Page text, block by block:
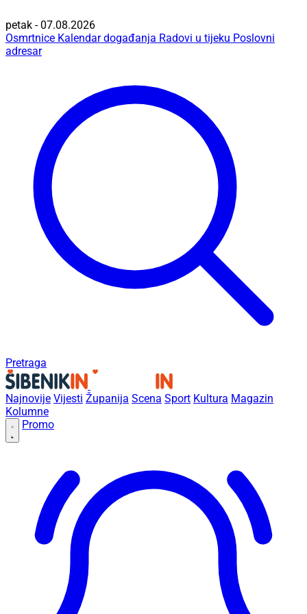
petak - 07.08.2026
Osmrtnice Kalendar događanja Radovi u tijeku Poslovni
adresar
Pretraga
Najnovije Vijesti Županija Scena Sport Kultura Magazin
Kolumne
Promo